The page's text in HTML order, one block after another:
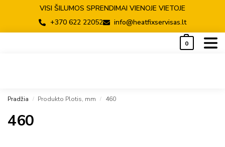
VISI ŠILUMOS SPRENDIMAI VIENOJE VIETOJE
+370 622 22052
info@heatfixservisas.lt
0
Pradžia / Produkto Plotis, mm / 460
460